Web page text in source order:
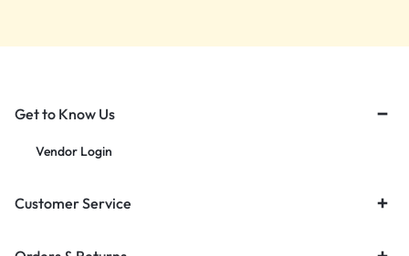
Get to Know Us
Vendor Login
Customer Service